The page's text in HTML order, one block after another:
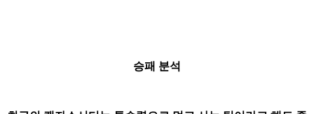
승패 분석